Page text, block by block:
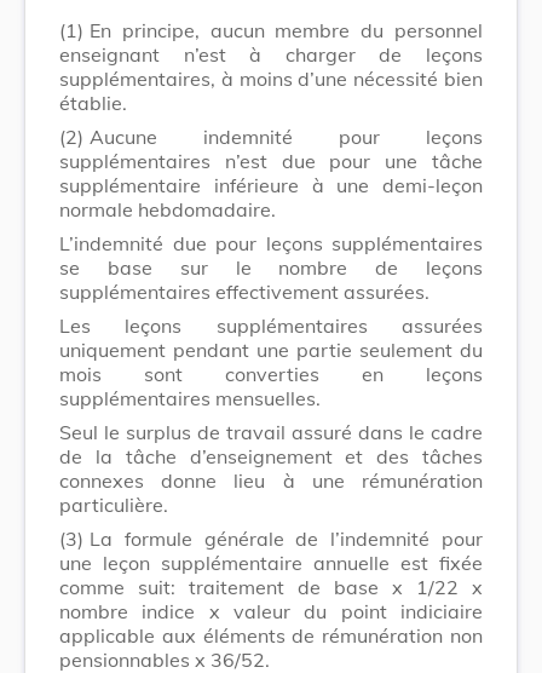
(1) En principe, aucun membre du personnel
enseignant n’est à charger de leçons
supplémentaires, à moins d’une nécessité bien
établie.
(2) Aucune indemnité pour leçons
supplémentaires n’est due pour une tâche
supplémentaire inférieure à une demi-leçon
normale hebdomadaire.
L’indemnité due pour leçons supplémentaires
se base sur le nombre de leçons
supplémentaires effectivement assurées.
Les leçons supplémentaires assurées
uniquement pendant une partie seulement du
mois sont converties en leçons
supplémentaires mensuelles.
Seul le surplus de travail assuré dans le cadre
de la tâche d’enseignement et des tâches
connexes donne lieu à une rémunération
particulière.
(3) La formule générale de l’indemnité pour
une leçon supplémentaire annuelle est fixée
comme suit: traitement de base x 1/22 x
nombre indice x valeur du point indiciaire
applicable aux éléments de rémunération non
pensionnables x 36/52.